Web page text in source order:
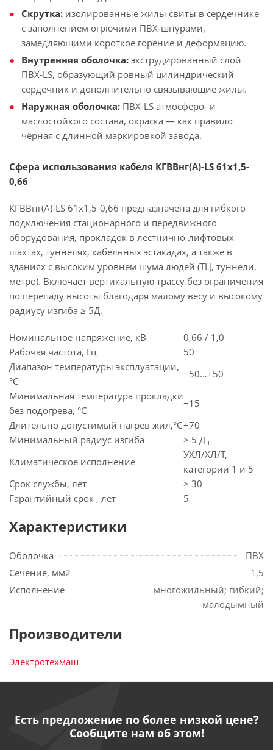
Скрутка: изолированные жилы свиты в сердечнике
с заполнением огрючими ПВХ-шнурами,
замедляющими короткое горение и деформацию.
Внутренняя оболочка: экструдированный слой
ПВХ-LS, образующий ровный цилиндрический
сердечник и дополнительно связывающие жилы.
Наружная оболочка: ПВХ-LS атмосферо- и
маслостойкого состава, окраска — как правило
чёрная с длинной маркировкой завода.
Сфера использования кабеля КГВВнг(А)-LS 61х1,5-
0,66
КГВВнг(А)-LS 61х1,5-0,66 предназначена для гибкого
подключения стационарного и передвижного
оборудования, прокладок в лестнично-лифтовых
шахтах, туннелях, кабельных эстакадах, а также в
зданиях с высоким уровнем шума людей (ТЦ, туннели,
метро). Включает вертикальную трассу без ограничения
по перепаду высоты благодаря малому весу и высокому
радиусу изгиба ≥ 5Д.
Номинальное напряжение, кВ
0,66 / 1,0
Рабочая частота, Гц
50
Диапазон температуры эксплуатации,
°C
−50…+50
Минимальная температура прокладки
без подогрева, °C
−15
Длительно допустимый нагрев жил,°C+70
Минимальный радиус изгиба
≥ 5 Д н
Климатическое исполнение
УХЛ/ХЛ/Т,
категории 1 и 5
Срок службы, лет
≥ 30
Гарантийный срок , лет
5
Характеристики
Оболочка
ПВХ
Сечение, мм2
1,5
Исполнение
многожильный; гибкий;
малодымный
Производители
Электротехмаш
Есть предложение по более низкой цене?
Сообщите нам об этом!